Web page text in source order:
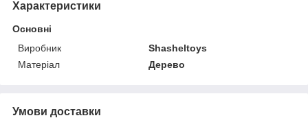
Характеристики
Основні
Виробник
Shasheltoys
Матеріал
Дерево
Умови доставки